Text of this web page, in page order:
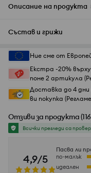
Описание на продукта
Състав и грижи
Ние сме от
Екстра -20%
поне 2 артикула
Доставка до 4
ви покупка
Отзиви за продукта(
Всички прегледи са
4,9/5
Пасва ли
по-малък
идеален